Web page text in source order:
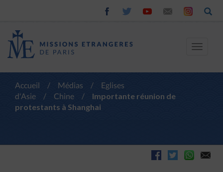
Toggle
Accueil / Médias /
Eglises
d'Asie
/ Chine /
Importante réunion de
protestants à Shanghai